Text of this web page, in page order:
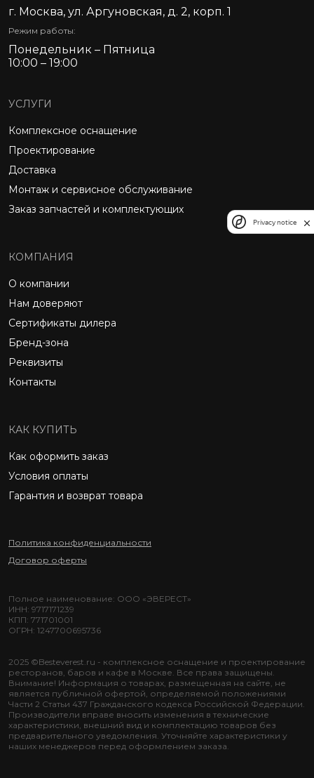
г. Москва, ул. Аргуновская, д. 2, корп. 1
Режим работы:
Понедельник – Пятница
10:00 – 19:00
УСЛУГИ
Комплексное оснащение
Проектирование
Доставка
Монтаж и сервисное обслуживание
Заказ запчастей и комплектующих
КОМПАНИЯ
О компании
Нам доверяют
Сертификаты дилера
Бренд-зона
Реквизиты
Контакты
КАК КУПИТЬ
Как оформить заказ
Условия оплаты
Гарантия и возврат товара
Политика конфиденциальности
Договор оферты
2025 ©Besteverest.ru - комплексное оснащение и проектирование
ресторанов, баров и кафе в Москве. Все права защищены.
Внимание! Информация о товарах, размещенная на сайте, не
является публичной офертой, определяемой положениями
Части 2 Статьи 437 Гражданского кодекса Российской Федерации.
Производители вправе вносить изменения в технические
характеристики, внешний вид и комплектацию товаров без
предварительного уведомления. Уточняйте характеристики у
наших менеджеров перед оформлением заказа.
Полное наименование: ООО «ЭВЕРЕСТ»
ИНН: 9717171239
КПП: 771701001
ОГРН: 1247700695736
Privacy notice